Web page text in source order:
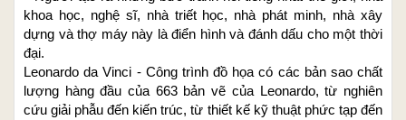
khoa học, nghệ sĩ, nhà triết học, nhà phát minh, nhà xây
dựng và thợ máy này là điển hình và đánh dấu cho một thời
đại.
Leonardo da Vinci - Công trình đồ họa có các bản sao chất
lượng hàng đầu của 663 bản vẽ của Leonardo, từ nghiên
cứu giải phẫu đến kiến ​​trúc, từ thiết kế kỹ thuật phức tạp đến